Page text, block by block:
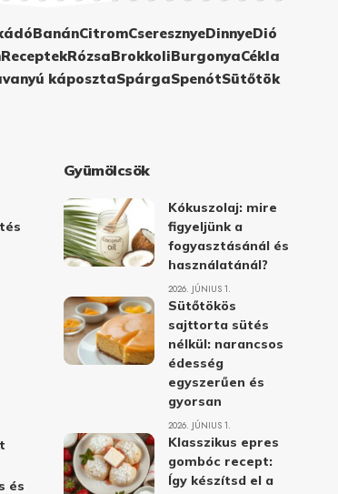
BanánCitromCseresznyeDinnyeDió
ReceptekRózsaBrokkoliBurgonyaCékla
káposztaSpárgaSpenótSütőtök
és
Gyümölcsök
Kókuszolaj: mire
figyeljünk a
fogyasztásánál és
használatánál?
2026. JÚNIUS 1.
Sütőtökös
sajttorta sütés
nélkül: narancsos
édesség
egyszerűen és
gyorsan
2026. JÚNIUS 1.
Klasszikus epres
gombóc recept:
Így készítsd el a